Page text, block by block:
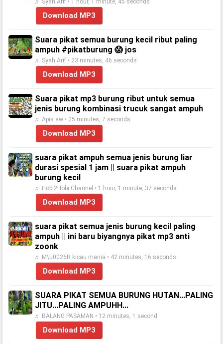
♬ Syah Arif • 1 hour, 1 minute, 45 seconds
Download MP3
Suara pikat semua burung kecil ribut paling
ampuh #pikatburung 😱 jos
♬ Syah Arif • 23 minutes, 46 seconds
Download MP3
Suara pikat mp3 burung ribut untuk semua
jenis burung kombinasi trucuk sangat ampuh
♬ Apis aw • 25 minutes, 7 seconds
Download MP3
suara pikat ampuh semua jenis burung liar
durasi spesial 1 jam || suara pikat ampuh
burung kecil
♬ Hobi2Hobi Channel • 1 hour, 1 minute, 37 seconds
Download MP3
suara pikat semua jenis burung kecil paling
ampuh || ini baru biyangnya pikat mp3 anti
zoonk
♬ M\u0026R kicau mania • 42 minutes, 16 seconds
Download MP3
SUARA PIKAT SEMUA BURUNG HUTAN...PALING
JITU...PALING AMPUHH...
♬ BALANG PASAMAN • 12 minutes, 1 second
Download MP3